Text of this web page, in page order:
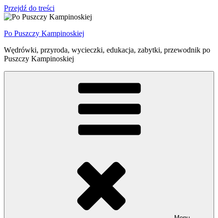
Przejdź do treści
Po Puszczy Kampinoskiej
Wędrówki, przyroda, wycieczki, edukacja, zabytki, przewodnik po
Puszczy Kampinoskiej